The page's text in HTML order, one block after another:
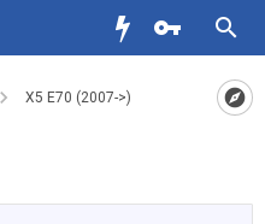
X5 E70 (2007->)